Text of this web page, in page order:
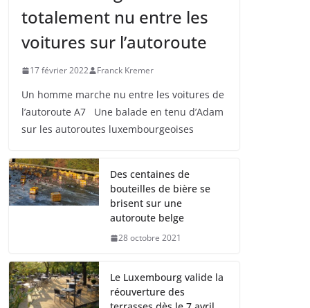
totalement nu entre les
voitures sur l’autoroute
17 février 2022 Franck Kremer
Un homme marche nu entre les voitures de
l’autoroute A7 Une balade en tenu d’Adam
sur les autoroutes luxembourgeoises
Des centaines de
bouteilles de bière se
brisent sur une
autoroute belge
28 octobre 2021
Le Luxembourg valide la
réouverture des